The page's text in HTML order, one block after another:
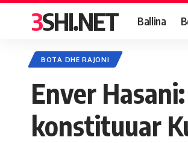
3SHI.NET Ballina
BOTA DHE RAJONI
Enver
konstituuar